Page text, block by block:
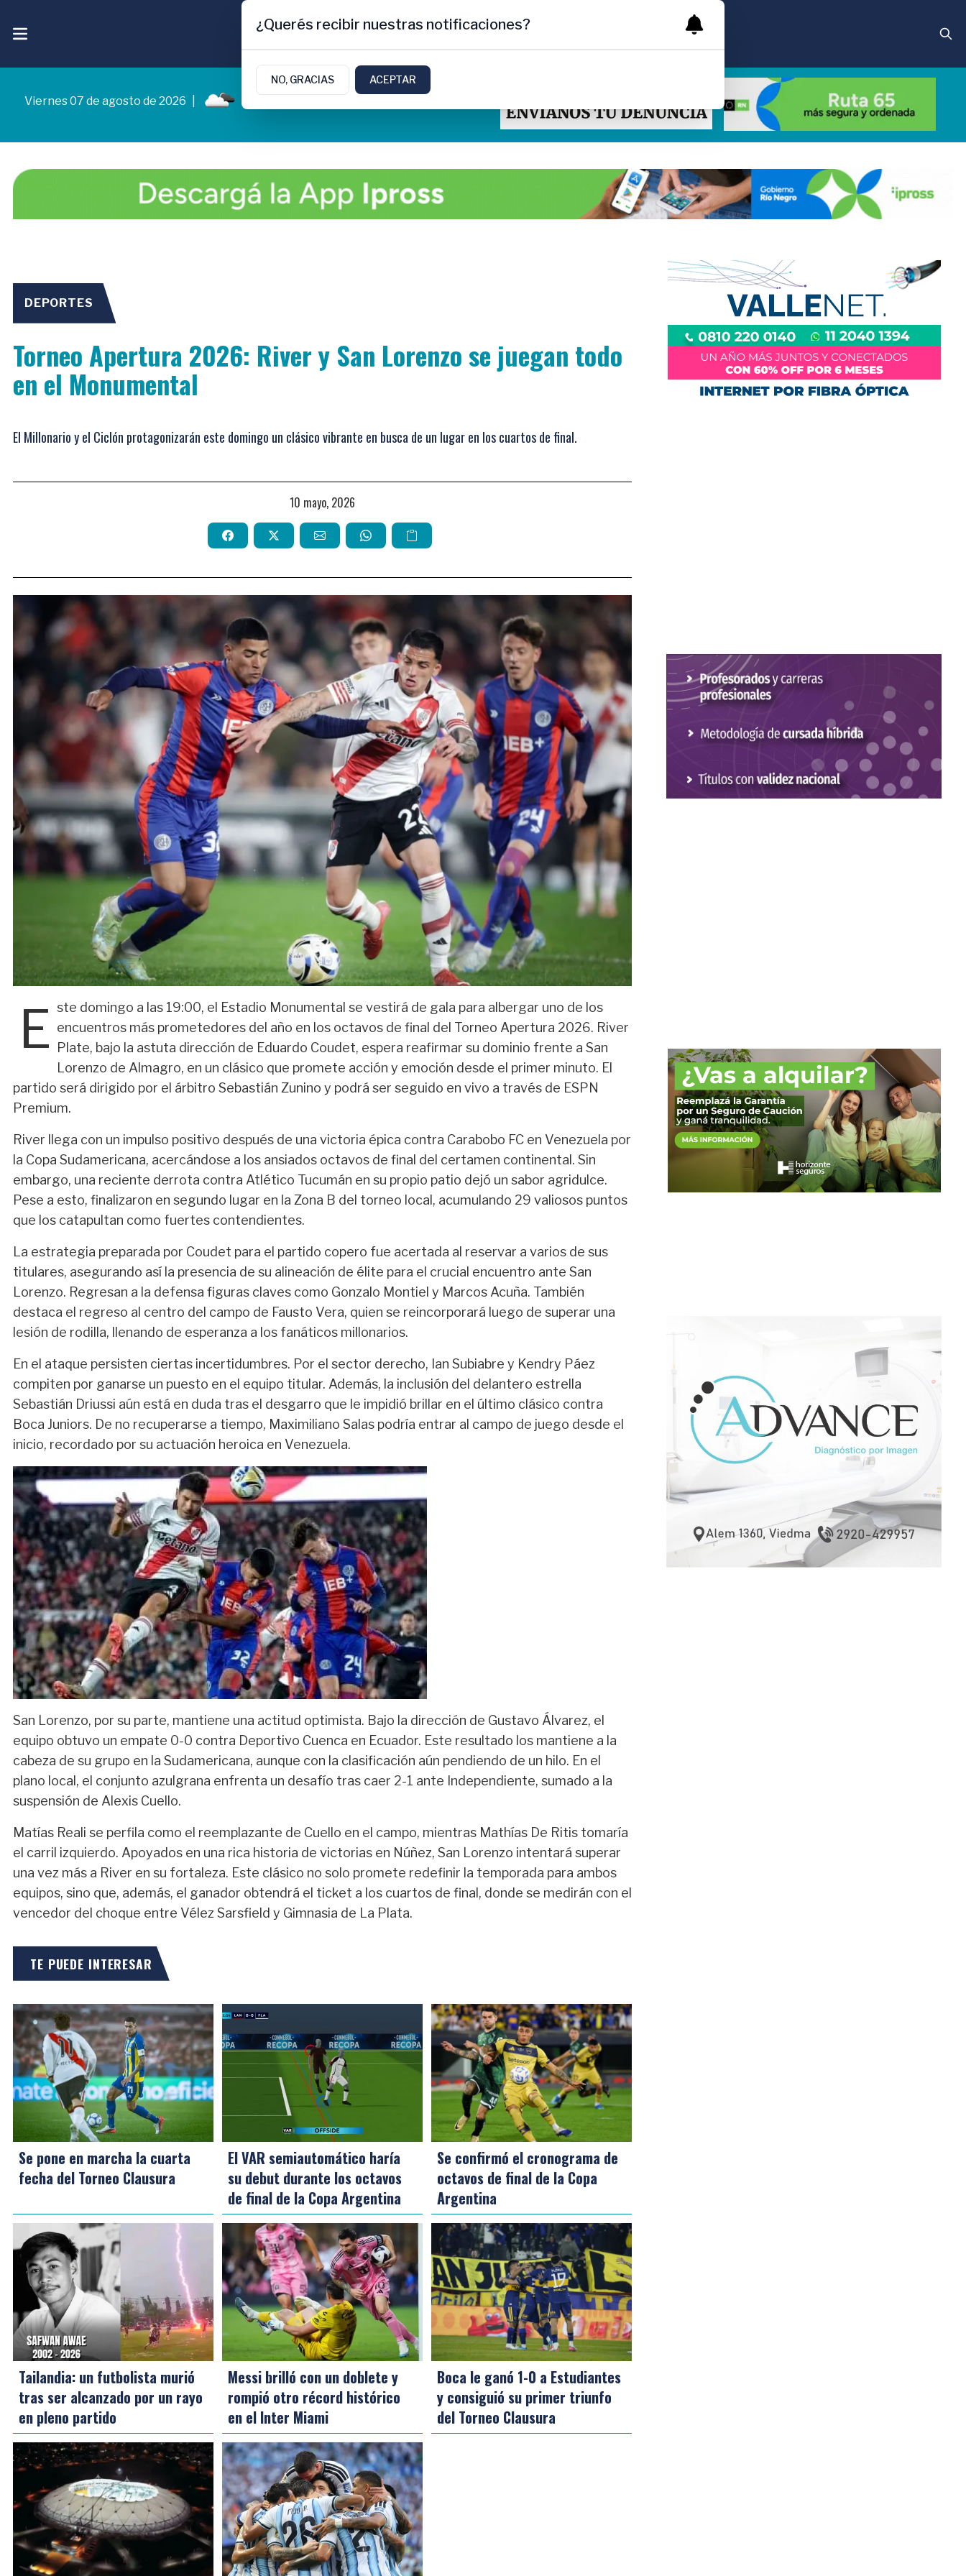
Viernes 07 de agosto de 2026
DEPORTES
Torneo Apertura 2026: River y San Lorenzo se juegan todo
en el Monumental
El Millonario y el Ciclón protagonizarán este domingo un clásico vibrante en busca de un lugar en los cuartos de final.
10 mayo, 2026
E ste domingo a las 19:00, el Estadio Monumental se vestirá de gala para albergar uno de los
encuentros más prometedores del año en los octavos de final del Torneo Apertura 2026. River
Plate, bajo la astuta dirección de Eduardo Coudet, espera reafirmar su dominio frente a San
Lorenzo de Almagro, en un clásico que promete acción y emoción desde el primer minuto. El
partido será dirigido por el árbitro Sebastián Zunino y podrá ser seguido en vivo a través de ESPN
Premium.
River llega con un impulso positivo después de una victoria épica contra Carabobo FC en Venezuela por
la Copa Sudamericana, acercándose a los ansiados octavos de final del certamen continental. Sin
embargo, una reciente derrota contra Atlético Tucumán en su propio patio dejó un sabor agridulce.
Pese a esto, finalizaron en segundo lugar en la Zona B del torneo local, acumulando 29 valiosos puntos
que los catapultan como fuertes contendientes.
La estrategia preparada por Coudet para el partido copero fue acertada al reservar a varios de sus
titulares, asegurando así la presencia de su alineación de élite para el crucial encuentro ante San
Lorenzo. Regresan a la defensa figuras claves como Gonzalo Montiel y Marcos Acuña. También
destaca el regreso al centro del campo de Fausto Vera, quien se reincorporará luego de superar una
lesión de rodilla, llenando de esperanza a los fanáticos millonarios.
En el ataque persisten ciertas incertidumbres. Por el sector derecho, Ian Subiabre y Kendry Páez
compiten por ganarse un puesto en el equipo titular. Además, la inclusión del delantero estrella
Sebastián Driussi aún está en duda tras el desgarro que le impidió brillar en el último clásico contra
Boca Juniors. De no recuperarse a tiempo, Maximiliano Salas podría entrar al campo de juego desde el
inicio, recordado por su actuación heroica en Venezuela.
San Lorenzo, por su parte, mantiene una actitud optimista. Bajo la dirección de Gustavo Álvarez, el
equipo obtuvo un empate 0-0 contra Deportivo Cuenca en Ecuador. Este resultado los mantiene a la
cabeza de su grupo en la Sudamericana, aunque con la clasificación aún pendiendo de un hilo. En el
plano local, el conjunto azulgrana enfrenta un desafío tras caer 2-1 ante Independiente, sumado a la
suspensión de Alexis Cuello.
Matías Reali se perfila como el reemplazante de Cuello en el campo, mientras Mathías De Ritis tomaría
el carril izquierdo. Apoyados en una rica historia de victorias en Núñez, San Lorenzo intentará superar
una vez más a River en su fortaleza. Este clásico no solo promete redefinir la temporada para ambos
equipos, sino que, además, el ganador obtendrá el ticket a los cuartos de final, donde se medirán con el
vencedor del choque entre Vélez Sarsfield y Gimnasia de La Plata.
TE PUEDE INTERESAR
Se pone en marcha la cuarta
fecha del Torneo Clausura
El VAR semiautomático haría
su debut durante los octavos
de final de la Copa Argentina
Se confirmó el cronograma de
octavos de final de la Copa
Argentina
Tailandia: un futbolista murió
tras ser alcanzado por un rayo
en pleno partido
Messi brilló con un doblete y
rompió otro récord histórico
en el Inter Miami
Boca le ganó 1-0 a Estudiantes
y consiguió su primer triunfo
del Torneo Clausura
¿Querés recibir nuestras notificaciones?
NO, GRACIAS ACEPTAR